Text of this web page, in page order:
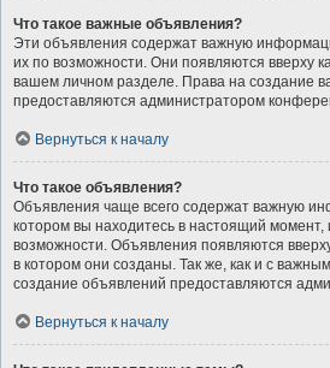
Что такое важные объявления?
Эти объявления содержат важную
их по возможности. Они появляются вверху
вашем личном разделе. Права на создание
предоставляются администратором
Вернуться к началу
Что такое объявления?
Объявления чаще всего содержат важную
котором вы находитесь в настоящий
возможности. Объявления появляются
в котором они созданы. Так же, как и с
создание объявлений предоставляются
Вернуться к началу